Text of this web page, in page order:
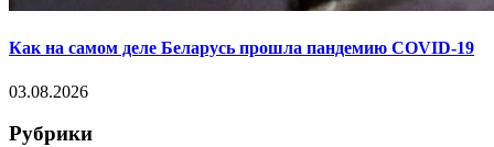
Как на самом деле Беларусь прошла пандемию COVID-19
03.08.2026
Рубрики